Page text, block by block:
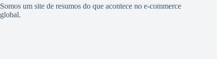
Somos um site de resumos do que acontece no e-commerce
global.